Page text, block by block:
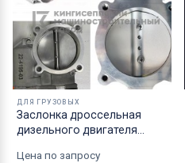
ДЛЯ ГРУЗОВЫХ
Заслонка дроссельная
дизельного двигателя
Цена по запросу